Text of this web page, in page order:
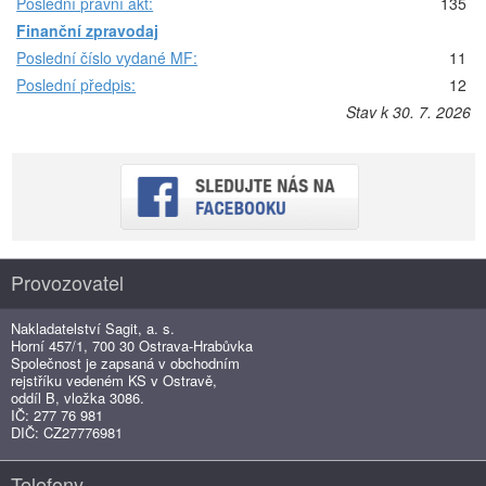
Finanční zpravodaj
Poslední číslo vydané MF:
11
Poslední předpis:
12
Stav k 30. 7. 2026
Provozovatel
Nakladatelství Sagit, a. s.
Horní 457/1, 700 30 Ostrava-Hrabůvka
Společnost je zapsaná v obchodním
rejstříku vedeném KS v Ostravě,
oddíl B, vložka 3086.
IČ: 277 76 981
DIČ: CZ27776981